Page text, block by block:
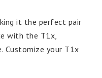
it the perfect pair
with the T1x,
Customize your T1x